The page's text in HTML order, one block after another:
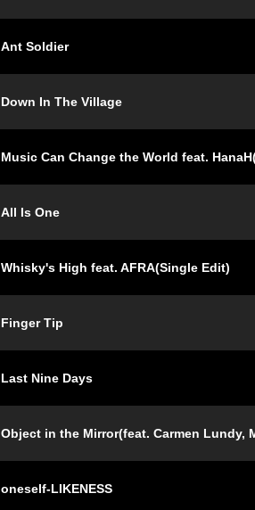
Ant Soldier
Down In The Village
Music Can Change the World feat.
All Is One
Whisky's High feat. AFRA(Single Edit)
Finger Tip
Last Nine Days
Object in the Mirror(feat. Carmen Lundy,
oneself-LIKENESS